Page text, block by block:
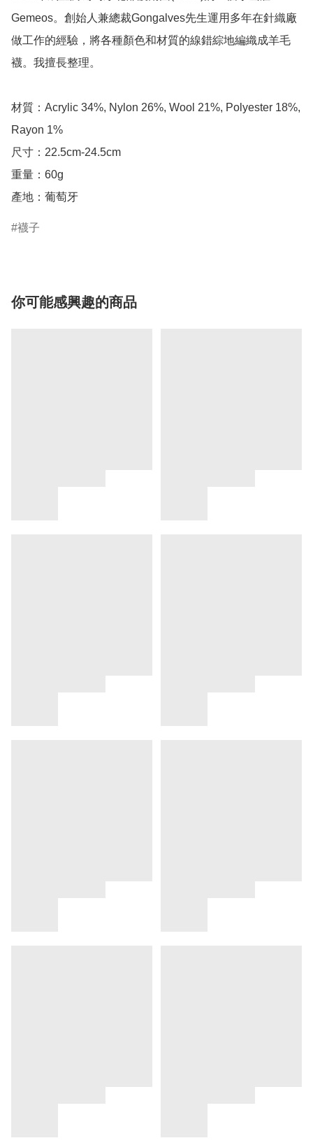
Gemeos。創始人兼總裁Gongalves先生運用多年在針織廠
做工作的經驗，將各種顏色和材質的線錯綜地編織成羊毛
襪。我擅長整理。
材質：Acrylic 34%, Nylon 26%, Wool 21%, Polyester 18%,
Rayon 1%
尺寸：22.5cm-24.5cm
重量：60g
產地：葡萄牙
襪子
你可能感興趣的商品